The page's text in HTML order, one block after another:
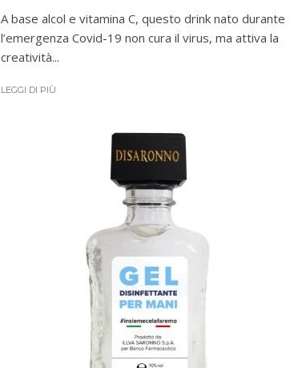
A base alcol e vitamina C, questo drink nato durante
l’emergenza Covid-19 non cura il virus, ma attiva la
creatività...
LEGGI DI PIÙ